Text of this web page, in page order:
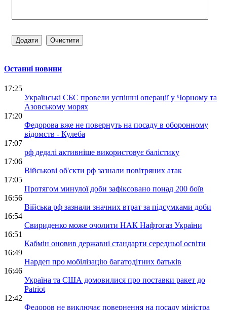
Останні новини
17:25
Українські СБС провели успішні операції у Чорному та
Азовському морях
17:20
Федорова вже не повернуть на посаду в оборонному
відомств - Кулеба
17:07
рф дедалі активніше використовує балістику
17:06
Військові об'єкти рф зазнали повітряних атак
17:05
Протягом минулої доби зафіксовано понад 200 боїв
16:56
Війська рф зазнали значних втрат за підсумками доби
16:54
Свириденко може очолити НАК Нафтогаз України
16:51
Кабмін оновив державні стандарти середньої освіти
16:49
Нардеп про мобілізацію багатодітних батьків
16:46
Україна та США домовилися про поставки ракет до
Patriot
12:42
Федоров не виключає повернення на посаду міністра